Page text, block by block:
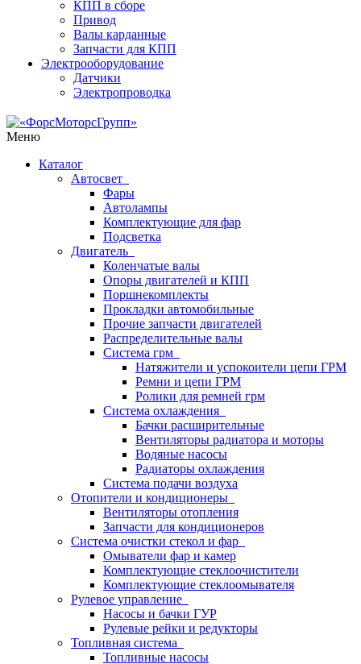
КПП в сборе
Привод
Валы карданные
Запчасти для КПП
Электрооборудование
Датчики
Электропроводка
Меню
Каталог
Автосвет
Фары
Автолампы
Комплектующие для фар
Подсветка
Двигатель
Коленчатые валы
Опоры двигателей и КПП
Поршнекомплекты
Прокладки автомобильные
Прочие запчасти двигателей
Распределительные валы
Система грм
Натяжители и успокоители цепи ГРМ
Ремни и цепи ГРМ
Ролики для ремней грм
Система охлаждения
Бачки расширительные
Вентиляторы радиатора и моторы
Водяные насосы
Радиаторы охлаждения
Система подачи воздуха
Отопители и кондиционеры
Вентиляторы отопления
Запчасти для кондиционеров
Система очистки стекол и фар
Омыватели фар и камер
Комплектующие стеклоочистители
Комплектующие стеклоомывателя
Рулевое управление
Насосы и бачки ГУР
Рулевые рейки и редукторы
Топливная система
Топливные насосы